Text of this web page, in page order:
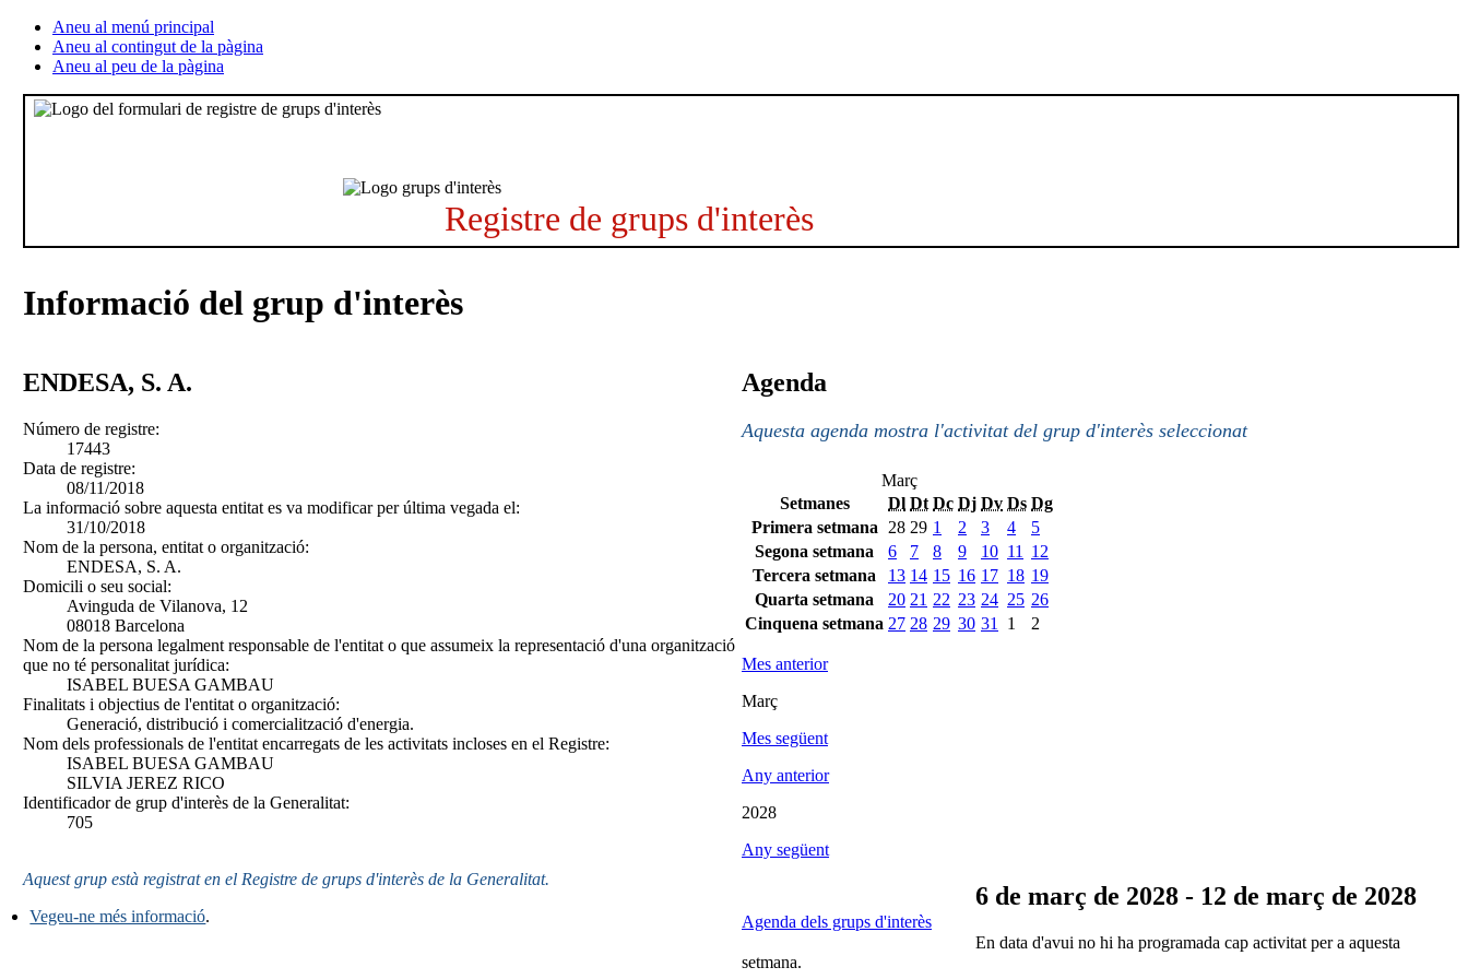
Aneu al menú principal
Aneu al contingut de la pàgina
Aneu al peu de la pàgina
Registre de grups d'interès
Informació del grup d'interès
ENDESA, S. A.
Número de registre:
17443
Data de registre:
08/11/2018
La informació sobre aquesta entitat es va modificar per última vegada el:
31/10/2018
Nom de la persona, entitat o organització:
ENDESA, S. A.
Domicili o seu social:
Avinguda de Vilanova, 12
08018 Barcelona
Nom de la persona legalment responsable de l'entitat o que assumeix la representació d'una organització
que no té personalitat jurídica:
ISABEL BUESA GAMBAU
Finalitats i objectius de l'entitat o organització:
Generació, distribució i comercialització d'energia.
Nom dels professionals de l'entitat encarregats de les activitats incloses en el Registre:
ISABEL BUESA GAMBAU
SILVIA JEREZ RICO
Identificador de grup d'interès de la Generalitat:
705
Aquest grup està registrat en el Registre de grups d'interès de la Generalitat.
Vegeu-ne més informació.
Agenda
Aquesta agenda mostra l'activitat del grup d'interès seleccionat
Març
Setmanes
Dl Dt Dc Dj Dv Ds Dg
Primera setmana
28 29 1 2 3 4
5
Segona setmana
6 7 8 9 10 11
12
Tercera setmana
13 14 15 16 17 18 19
Quarta setmana
20 21 22 23 24 25 26
Cinquena setmana 27 28 29 30 31 1 2
Mes anterior
Març
Mes següent
Any anterior
2028
Any següent
Agenda dels grups d'interès
6 de març de 2028 - 12 de març de 2028
En data d'avui no hi ha programada cap activitat per a aquesta
setmana.